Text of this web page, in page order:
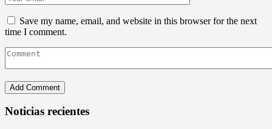
Save my name, email, and website in this browser for the next
time I comment.
Noticias recientes